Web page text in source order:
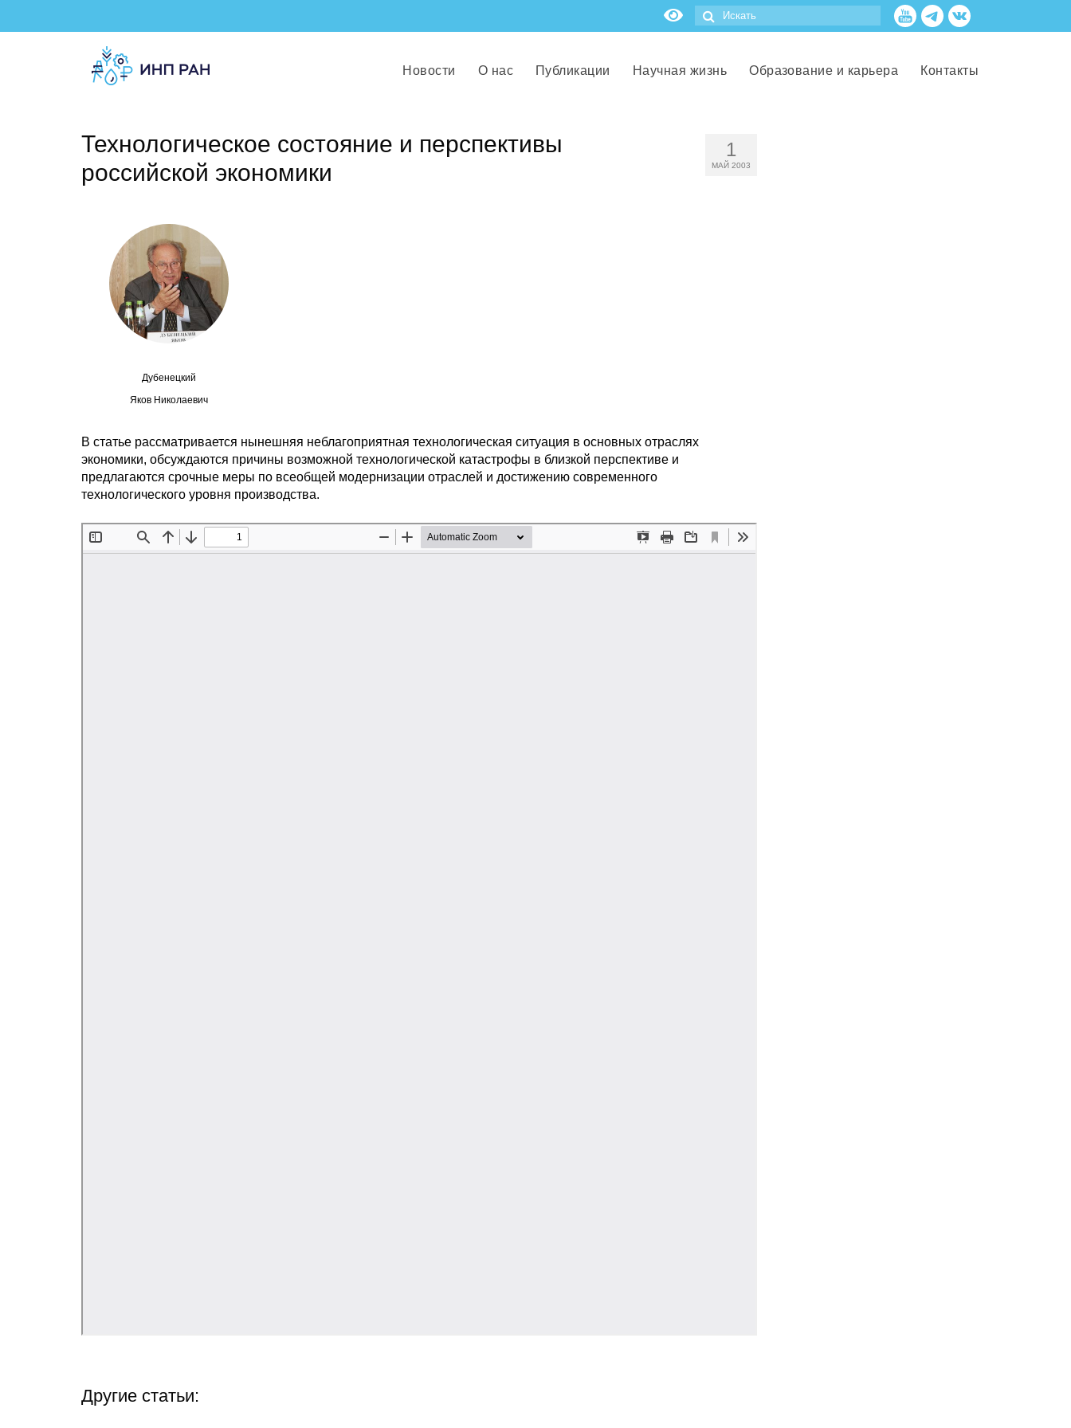
Новости О нас Публикации Научная жизнь Образование и карьера Контакты
1
МАЙ 2003
Технологическое состояние и перспективы
российской экономики
Дубенецкий
Яков Николаевич
В статье рассматривается нынешняя неблагоприятная технологическая ситуация в основных отраслях
экономики, обсуждаются причины возможной технологической катастрофы в близкой перспективе и
предлагаются срочные меры по всеобщей модернизации отраслей и достижению современного
технологического уровня производства.
Другие статьи: